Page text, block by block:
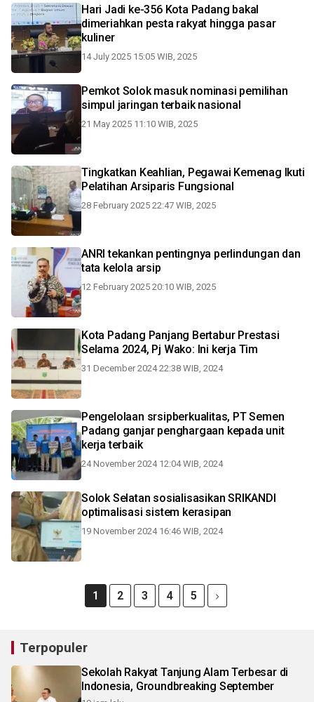
Hari Jadi ke-356 Kota Padang bakal
dimeriahkan pesta rakyat hingga pasar
kuliner
14 July 2025 15:05 WIB, 2025
Pemkot Solok masuk nominasi pemilihan
simpul jaringan terbaik nasional
21 May 2025 11:10 WIB, 2025
Tingkatkan Keahlian, Pegawai Kemenag Ikuti
Pelatihan Arsiparis Fungsional
28 February 2025 22:47 WIB, 2025
ANRI tekankan pentingnya perlindungan dan
tata kelola arsip
12 February 2025 20:10 WIB, 2025
Kota Padang Panjang Bertabur Prestasi
Selama 2024, Pj Wako: Ini kerja Tim
31 December 2024 22:38 WIB, 2024
Pengelolaan srsipberkualitas, PT Semen
Padang ganjar penghargaan kepada unit
kerja terbaik
24 November 2024 12:04 WIB, 2024
Solok Selatan sosialisasikan SRIKANDI
optimalisasi sistem kerasipan
19 November 2024 16:46 WIB, 2024
1 2 3 4 5
Terpopuler
Sekolah Rakyat Tanjung Alam Terbesar di
Indonesia, Groundbreaking September